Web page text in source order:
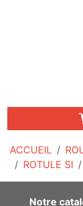
ACCUEIL
ROTULE SI
Notre